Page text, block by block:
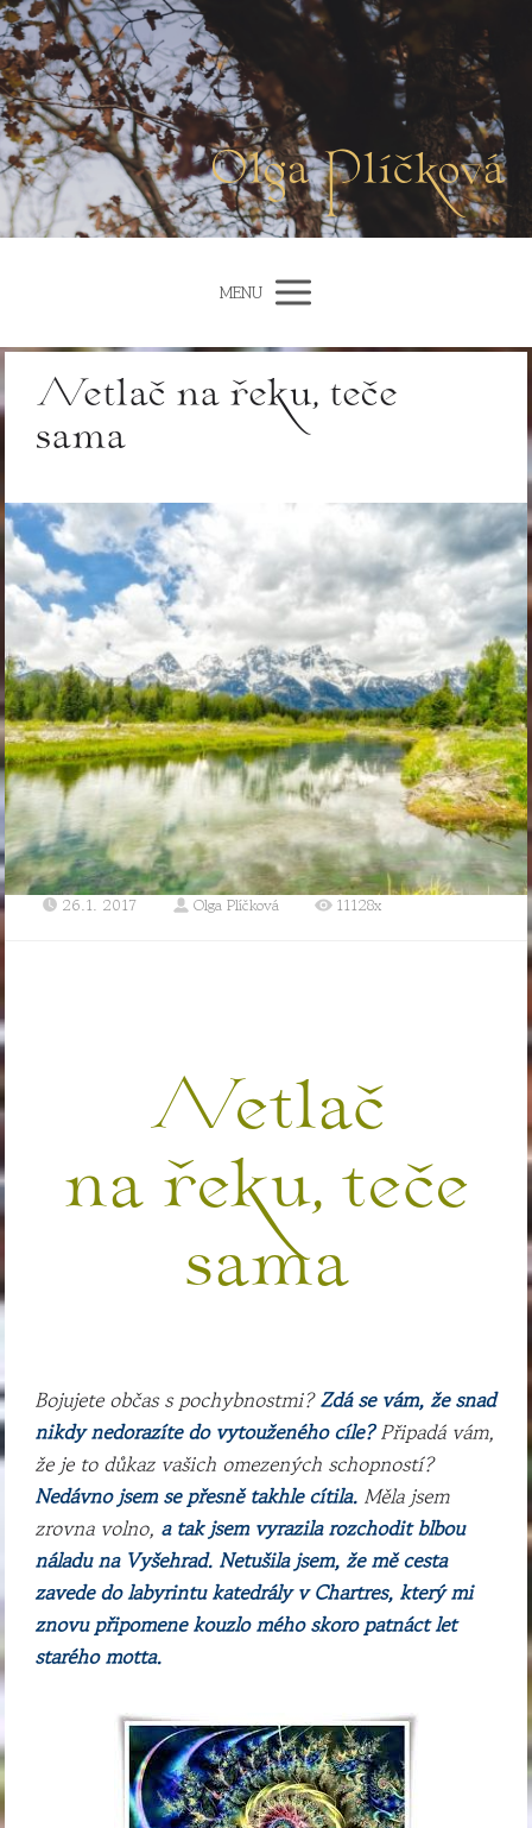
Olga Plíčková
MENU
Netlač na řeku, teče
sama
26.1. 2017 Olga Plíčková 11128x
Netlač
na řeku, teče
sama
Bojujete občas s pochybnostmi?Zdá se vám, že snad
nikdy nedorazíte do vytouženého cíle?Připadá vám,
že je to důkaz vašich omezených schopností?
Nedávno jsem se přesně takhle cítila. Měla jsem
zrovna volno, a tak jsem vyrazila rozchodit blbou
náladu na Vyšehrad. Netušila jsem, že mě cesta
zavede do labyrintu katedrály v Chartres, který mi
znovu připomene kouzlo mého skoro patnáct let
starého motta.